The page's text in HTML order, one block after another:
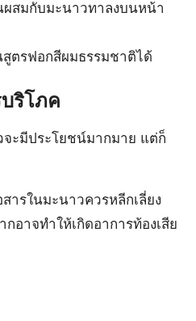
สมกับมะนาวทาลงบนหน้า
สูตรฟอกสีผมธรรมชาติได้
ริโภค
ะมีประโยชน์มากมาย แต่ก็
ารในมะนาวควรหลีกเลี่ยง
กอาจทำให้เกิดอาการท้องเสีย